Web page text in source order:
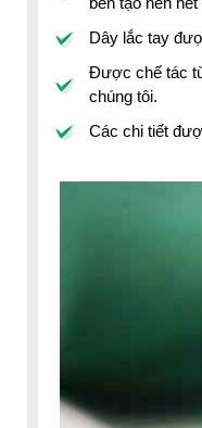
Dây lắc tay
Được chế tác
chúng tôi.
Các chi tiết